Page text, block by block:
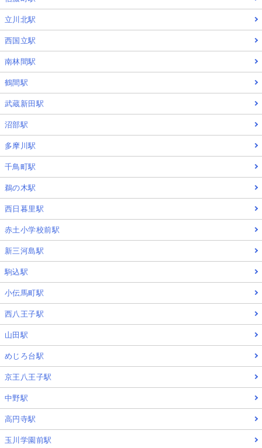
立川北駅
西国立駅
南林間駅
鶴間駅
武蔵新田駅
沼部駅
多摩川駅
千鳥町駅
鵜の木駅
西日暮里駅
赤土小学校前駅
新三河島駅
駒込駅
小伝馬町駅
西八王子駅
山田駅
めじろ台駅
京王八王子駅
中野駅
高円寺駅
玉川学園前駅